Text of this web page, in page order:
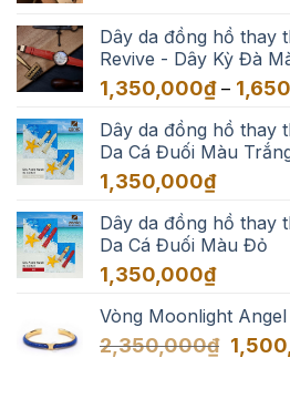
Dây da đồng hồ thay
Revive - Dây Kỳ Đà
1,350,000₫ –
Dây da đồng hồ thay
Da Cá Đuối Màu
1,350,000₫
Dây da đồng hồ thay
Da Cá Đuối Màu Đỏ
1,350,000₫
Vòng Moonlight
2,350,000₫ Giá